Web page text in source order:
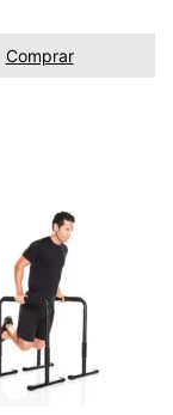
Comprar